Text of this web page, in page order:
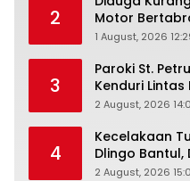
2
Motor
Mahasiswi
1 August, 2026
3
Paroki St.
Kenduri
Gunungkidul
2 August, 2026
4
Kecelakaan
Dlingo Bantul,
Jurang
2 August, 2026